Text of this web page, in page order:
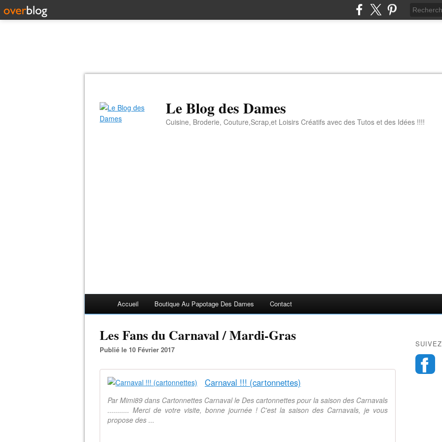
Le Blog des Dames
Cuisine, Broderie, Couture,Scrap,et Loisirs Créatifs avec des Tutos et des Idées !!!!
Accueil Boutique Au Papotage Des Dames Contact
Les Fans du Carnaval / Mardi-Gras
Publié le 10 Février 2017
Carnaval !!! (cartonnettes)
Par Mimi89 dans Cartonnettes Carnaval le Des cartonnettes pour la saison des Carnavals
........... Merci de votre visite, bonne journée ! C'est la saison des Carnavals, je vous
propose des ...